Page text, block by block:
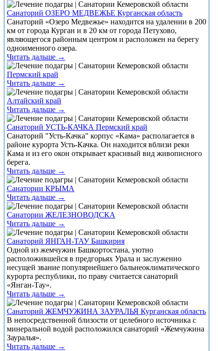
Санаторий ОЗЕРО МЕДВЕЖЬЕ Курганская область
Санаторий «Озеро Медвежье» находится на удалении в 200
км от города Курган и в 20 км от города Петухово,
являющегося районным центром и расположен на берегу
одноименного озера.
Читать дальше →
Пермский край
Читать дальше →
Алтайский край
Читать дальше →
Санаторий УСТЬ-КАЧКА Пермский край
Санаторий "Усть-Качка" корпус «Кама» располагается в
районе курорта Усть-Качка. Он находится вблизи реки
Кама и из его окон открывает красивый вид живописного
берега.
Читать дальше →
Санатории КРЫМА
Читать дальше →
Санатории ЖЕЛЕЗНОВОДСКА
Читать дальше →
Санаторий ЯНГАН-ТАУ Башкирия
Одной из жемчужин Башкортостана, уютно
расположившейся в предгорьях Урала и заслуженно
несущей звание популярнейшего бальнеоклиматического
курорта республики, по праву считается санаторий
«Янган-Тау».
Читать дальше →
Санаторий ЖЕМЧУЖИНА ЗАУРАЛЬЯ Курганская область
В непосредственной близости от целебного источника с
минеральной водой расположился санаторий «Жемчужина
Зауралья».
Читать дальше →